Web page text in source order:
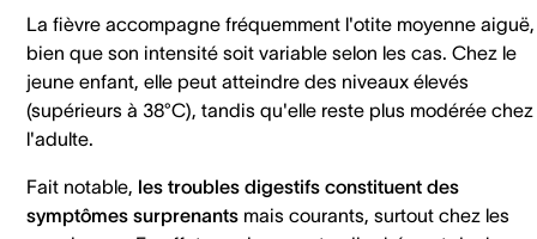
La fièvre accompagne fréquemment l'otite moyenne aiguë,
bien que son intensité soit variable selon les cas. Chez le
jeune enfant, elle peut atteindre des niveaux élevés
(supérieurs à 38°C), tandis qu'elle reste plus modérée chez
l'adulte.
Fait notable, les troubles digestifs constituent des
symptômes surprenants mais courants, surtout chez les